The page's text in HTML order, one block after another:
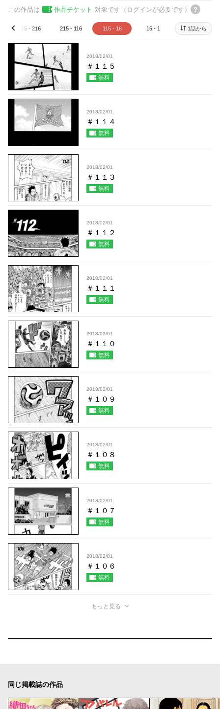
この作品は 作品チケット 対象です（ログインが必要です）
315 - 216 215 - 116 115 - 16 15 - 1
prev 1話から
2018/02/01
＃１１５
無料
2018/02/01
＃１１４
無料
2018/02/01
＃１１３
無料
2018/02/01
＃１１２
無料
2018/02/01
＃１１１
無料
2018/02/01
＃１１０
無料
2018/02/01
＃１０９
無料
2018/02/01
＃１０８
無料
2018/02/01
＃１０７
無料
2018/02/01
＃１０６
無料
もっと見る
同じ掲載誌の作品